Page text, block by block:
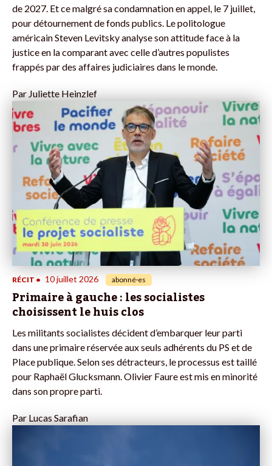
de 2027. Et ce malgré sa condamnation en appel, le 7 juillet,
pour détournement de fonds publics. Le politologue
américain Steven Levitsky analyse son attitude face à la
justice en la comparant avec celle d’autres populistes
frappés par des affaires judiciaires dans le monde.
Par Juliette Heinzlef
RÉCIT • 10 juillet 2026 abonné·es
Primaire à gauche : les socialistes
choisissent le huis clos
Les militants socialistes décident d’embarquer leur parti
dans une primaire réservée aux seuls adhérents du PS et de
Place publique. Selon ses détracteurs, le processus est taillé
pour Raphaël Glucksmann. Olivier Faure est mis en minorité
dans son propre parti.
Par Lucas Sarafian